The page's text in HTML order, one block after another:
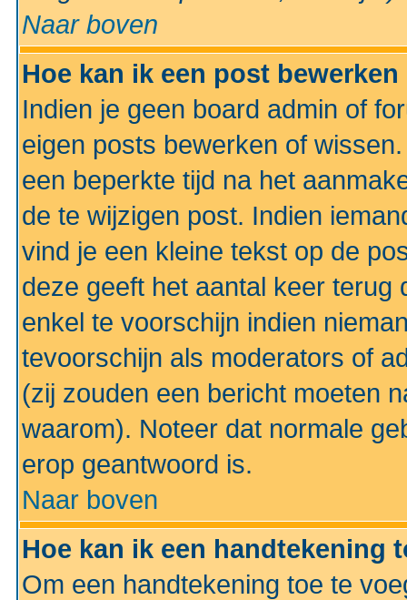
Naar boven
Hoe kan ik een post
Indien je geen board admin of
eigen posts bewerken of
een beperkte tijd na het
de te wijzigen post. Indien
vind je een kleine tekst op de
deze geeft het aantal keer terug
enkel te voorschijn indien
tevoorschijn als moderators of
(zij zouden een bericht moeten
waarom). Noteer dat normale
erop geantwoord is.
Naar boven
Hoe kan ik een handtekening
Om een handtekening toe te